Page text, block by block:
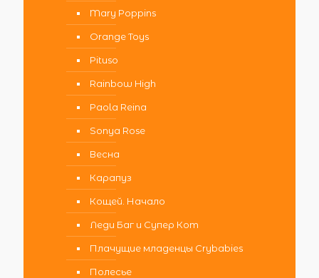
Mary Poppins
Orange Toys
Pituso
Rainbow High
Paola Reina
Sonya Rose
Весна
Карапуз
Кощей. Начало
Леди Баг и Супер Кот
Плачущие младенцы Crybabies
Полесье